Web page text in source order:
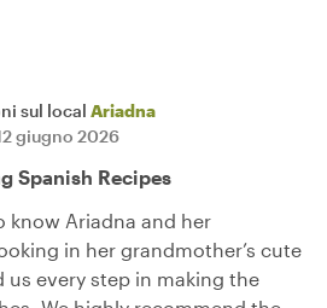
sul local Ariadna
giugno 2026
Spanish Recipes
know Ariadna and her
in her grandmother’s cute
us every step in making the